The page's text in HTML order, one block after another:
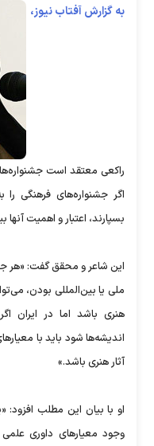
به گزارش آفتاب نیوز،
راکعی معتقد است
اگر جشنواره‌های فرهنگی
بسپارند، اعتبار و اهمیت
این شاعر و محقق گفت: «هر
ملی یا بین‌المللی بودن،
هنری باشد اما در ایران
اندیشه‌ها شود باید با
آثار هنری باشد.»
او با بیان این مطلب افزود:
وجود معیارهای داوری